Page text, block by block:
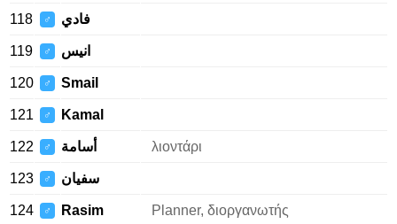
118 ♂ فادي
119 ♂ انيس
120 ♂ Smail
121 ♂ Kamal
122 ♂ أسامة λιοντάρι
123 ♂ سفيان
124 ♂ Rasim Planner, διοργανωτής